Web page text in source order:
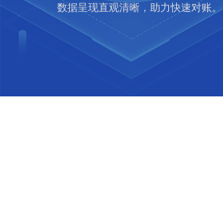
数据呈现直观清晰，助力快速对账。